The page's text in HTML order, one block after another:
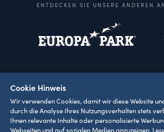
ENTDECKEN SIE UNSERE ANDEREN
AGB Impressum
Cookie Hinweis
Wir verwenden Cookies, damit wir diese Website
durch die Analyse Ihres Nutzungsverhalten stets
Ihnen relevante Inhalte oder personalisierte
Webseiten und auf sozialen Medien anzuzeigen.